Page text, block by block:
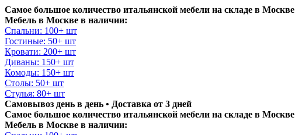
Самое большое количество итальянской мебели на складе в Москве
Мебель в Москве в наличии:
Спальни: 100+ шт
Гостиные: 50+ шт
Кровати: 200+ шт
Диваны: 150+ шт
Комоды: 150+ шт
Столы: 50+ шт
Стулья: 80+ шт
Самовывоз день в день • Доставка от 3 дней
Самое большое количество итальянской мебели на складе в Москве
Мебель в Москве в наличии: